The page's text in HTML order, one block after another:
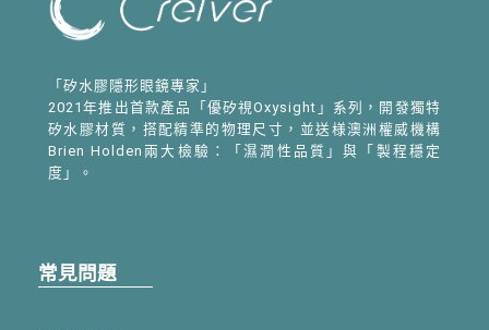
「矽水膠隱形眼鏡專家」
2021年推出首款產品「優矽視Oxysight」系列，開發獨特
矽水膠材質，搭配精準的物理尺寸，並送様澳洲權威機構
Brien Holden兩大檢驗：「濕潤性品質」與「製程穩定
度」。
常見問題